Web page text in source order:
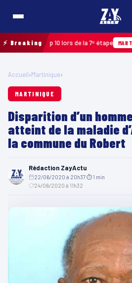
⚡ Breaking
un Top 10 lors de la 7ᵉ étape
Accueil›Martinique›
MARTINIQUE
Disparition d’un
atteint de la maladie
la commune du Robert
Rédaction ZayActu
22/06/2020 à 20h37⏱ 1 min
24/06/2020 à 11h32